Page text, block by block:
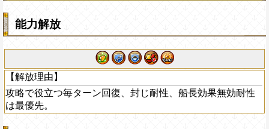
能力解放
【解放理由】
攻略で役立つ毎ターン回復、封じ耐性、船長効果無効耐性
は最優先。